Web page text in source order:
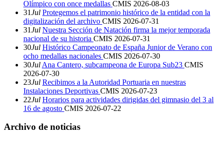
Olímpico con once medallas CMIS 2026-08-03
31Jul Protegemos el patrimonio histórico de la entidad con la
digitalización del archivo CMIS 2026-07-31
31Jul Nuestra Sección de Natación firma la mejor temporada
nacional de su historia CMIS 2026-07-31
30Jul Histórico Campeonato de España Junior de Verano con
ocho medallas nacionales CMIS 2026-07-30
30Jul Ana Cantero, subcampeona de Europa Sub23 CMIS
2026-07-30
23Jul Recibimos a la Autoridad Portuaria en nuestras
Instalaciones Deportivas CMIS 2026-07-23
22Jul Horarios para actividades dirigidas del gimnasio del 3 al
16 de agosto CMIS 2026-07-22
Archivo de noticias